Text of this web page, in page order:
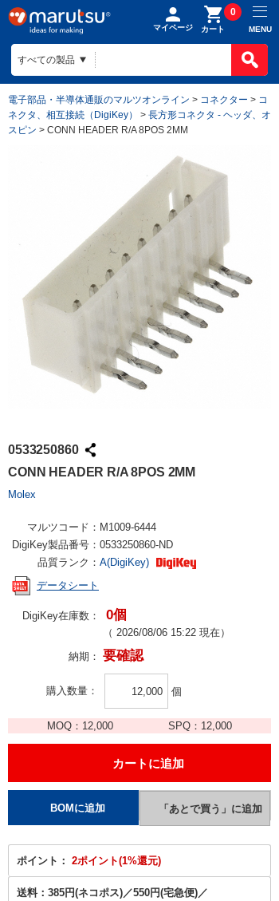
マイページ カート
0
MENU
電子部品・半導体通販のマルツオンライン > コネクター > コ
ネクタ、相互接続（DigiKey）
> 長方形コネクタ - ヘッダ、オ
スピン > CONN HEADER R/A 8POS 2MM
0533250860
CONN HEADER R/A 8POS 2MM
Molex
マルツコード： M1009-6444
DigiKey製品番号： 0533250860-ND
品質ランク： A(DigiKey)
データシート
DigiKey在庫数： 0個
（ 2026/08/06 15:22 現在）
納期： 要確認
購入数量 個
MOQ： 12,000 SPQ： 12,000
ポイント： 2ポイント(1%還元)
送料： 385円(ネコポス)／550円(宅急便)／